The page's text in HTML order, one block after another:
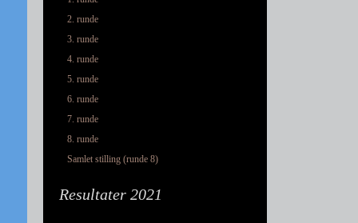
2. runde
3. runde
4. runde
5. runde
6. runde
7. runde
8. runde
Samlet stilling (runde 8)
Resultater 2021